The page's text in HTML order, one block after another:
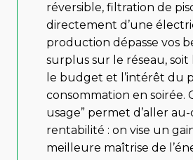
réversible, filtration de
directement d’une
production dépasse vos
surplus sur le réseau,
le budget et l’intérêt du
consommation en soirée.
usage” permet d’aller
rentabilité : on vise un
meilleure maîtrise de